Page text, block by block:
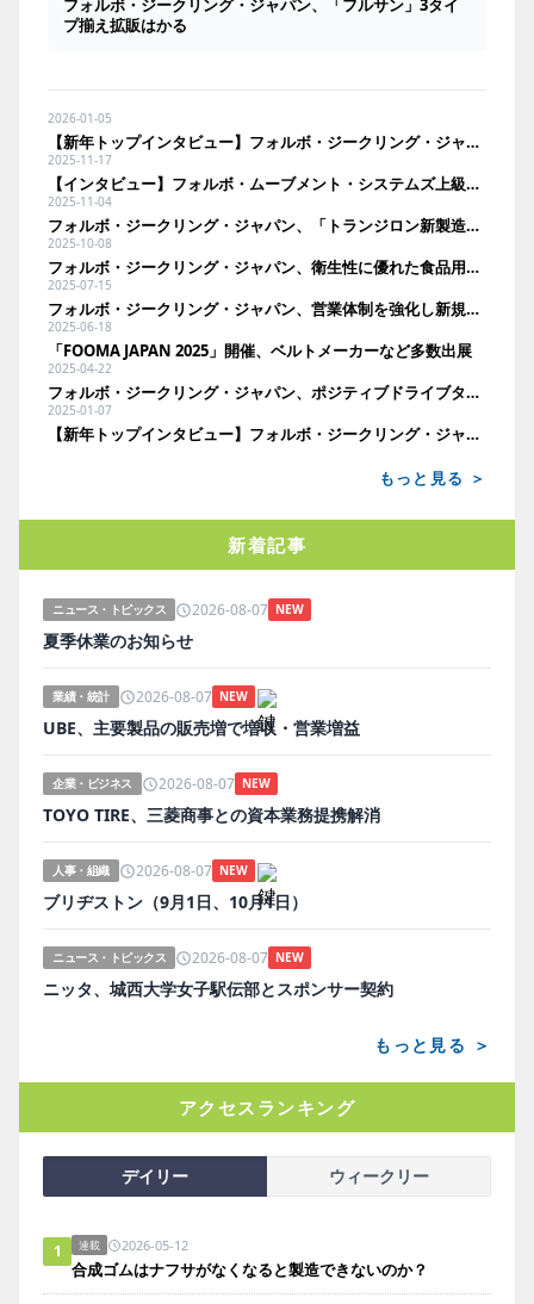
フォルボ・ジークリング・ジャパン、「フルサン」3タイ
プ揃え拡販はかる
2026-01-05
【新年トップインタビュー】フォルボ・ジークリング・ジャパン社長 佐藤 守氏
2025-11-17
【インタビュー】フォルボ・ムーブメント・システムズ上級副社長 マーク・ダイムリング氏
2025-11-04
フォルボ・ジークリング・ジャパン、「トランジロン新製造ライン」オープニングセレモニーを開催
2025-10-08
フォルボ・ジークリング・ジャパン、衛生性に優れた食品用ベルト「フルサン」に注力
2025-07-15
フォルボ・ジークリング・ジャパン、営業体制を強化し新規分野を開拓
2025-06-18
「FOOMA JAPAN 2025」開催、ベルトメーカーなど多数出展
2025-04-22
フォルボ・ジークリング・ジャパン、ポジティブドライブタイプを本格発売
2025-01-07
【新年トップインタビュー】フォルボ・ジークリング・ジャパン社長 佐藤 守氏
もっと見る ＞
新着記事
ニュース・トピックス 2026-08-07 NEW
夏季休業のお知らせ
業績・統計 2026-08-07 NEW
UBE、主要製品の販売増で増収・営業増益
企業・ビジネス 2026-08-07 NEW
TOYO TIRE、三菱商事との資本業務提携解消
人事・組織 2026-08-07 NEW
ブリヂストン（9月1日、10月1日）
ニュース・トピックス 2026-08-07 NEW
ニッタ、城西大学女子駅伝部とスポンサー契約
もっと見る ＞
アクセスランキング
デイリー ウィークリー
1 連載 2026-05-12
合成ゴムはナフサがなくなると製造できないのか？